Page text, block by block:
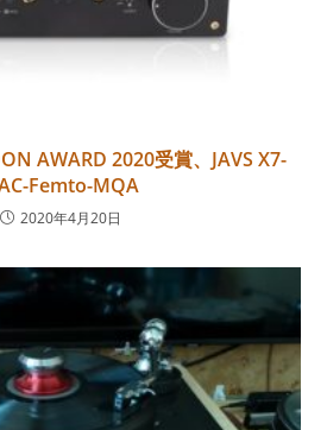
AWARD 2020受賞、JAVS X7-
Femto-MQA
2020年4月20日